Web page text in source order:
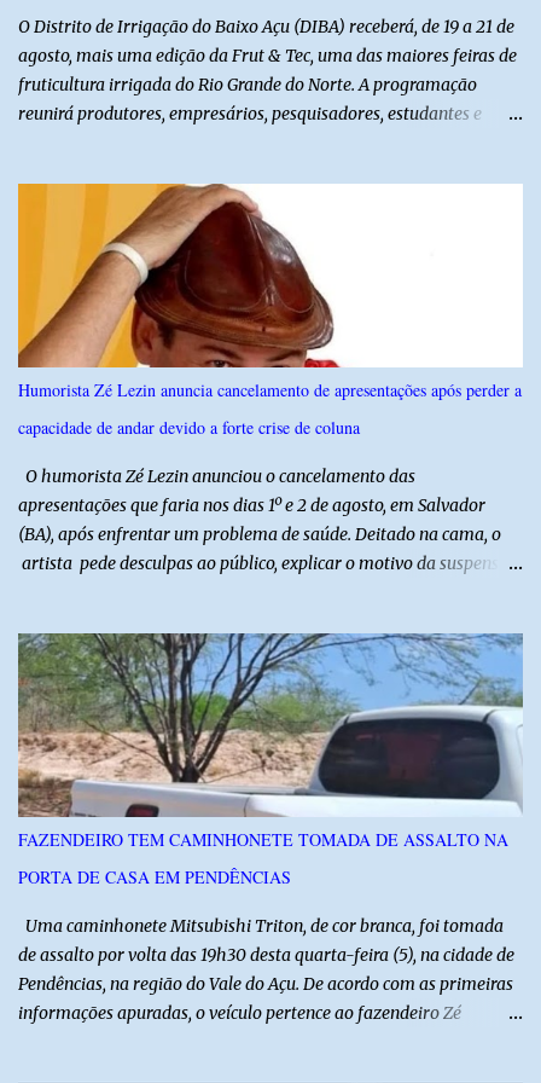
O Distrito de Irrigação do Baixo Açu (DIBA) receberá, de 19 a 21 de
agosto, mais uma edição da Frut & Tec, uma das maiores feiras de
fruticultura irrigada do Rio Grande do Norte. A programação
reunirá produtores, empresários, pesquisadores, estudantes e
instituições e tecnologias voltadas ao setor. Além das atividades
técnicas, a feira contará com programação cultural. No dia 20 de
agosto, o público poderá prestigiar o show de humor com Mução,
seguido de apresentação musical de Vê Barreto. A Frut & Tec
reforça a importância do Distrito de Irrigação do Baixo Açu como
referência na fruticultura irrigada, promovendo conhecimento,
inovação e oportunidades para o desenvolvimento do agronegócio
potiguar. @associacaodiba
Humorista Zé Lezin anuncia cancelamento de apresentações após perder a
capacidade de andar devido a forte crise de coluna
O humorista Zé Lezin anunciou o cancelamento das
apresentações que faria nos dias 1º e 2 de agosto, em Salvador
(BA), após enfrentar um problema de saúde. Deitado na cama, o
artista pede desculpas ao público, explicar o motivo da suspensão
impossível viajar e subir ao palco. O comediante contou que
precisou ser levado a um hospital depois de perder a capacidade
de andar normalmente. “Eu não estou conseguindo nem me
levantar direito da cama. É um processo muito dolorido”, relatou o
humorista. Durante o atendimento médico, o humorista foi
diagnosticado com “bico de papagaio” na região da coluna. De
acordo com ele, os laudos médicos já foram encaminhados à
equipe responsável, que acompanha o tratamento. Zé Lezin
afirmou ainda que está passando por um tratamento intenso, com
FAZENDEIRO TEM CAMINHONETE TOMADA DE ASSALTO NA
PORTA DE CASA EM PENDÊNCIAS
Uma caminhonete Mitsubishi Triton, de cor branca, foi tomada
de assalto por volta das 19h30 desta quarta-feira (5), na cidade de
Pendências, na região do Vale do Açu. De acordo com as primeiras
informações apuradas, o veículo pertence ao fazendeiro Zé